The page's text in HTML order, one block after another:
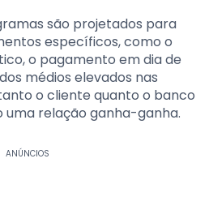
são projetados para
específicos, como o
o pagamento em dia de
médios elevados nas
o cliente quanto o banco
uma relação ganha-ganha.
ANÚNCIOS